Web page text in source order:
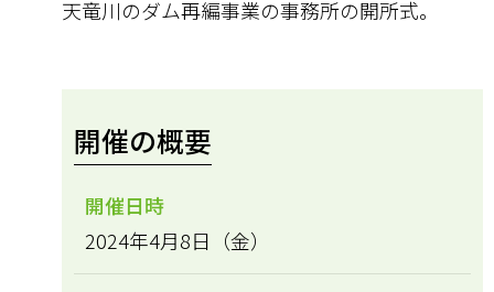
天竜川のダム再編事業の事務所の開所式。
開催の概要
開催日時
2024年4月8日（金）